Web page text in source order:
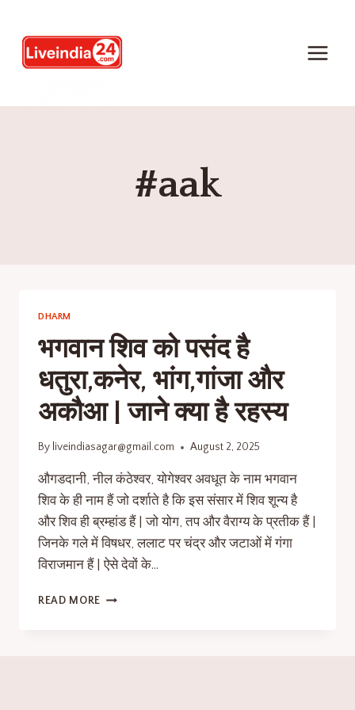
#aak
DHARM
भगवान शिव को पसंद है
धतुरा,कनेर, भांग,गांजा और
अकौआ | जाने क्या है रहस्य
By liveindiasagar@gmail.com August 2, 2025
औगडदानी, नील कंठेश्वर, योगेश्वर अवधूत के नाम भगवान
शिव के ही नाम हैं जो दर्शाते है कि इस संसार में शिव शून्य है
और शिव ही ब्रम्हांड हैं | जो योग, तप और वैराग्य के प्रतीक हैं |
जिनके गले में विषधर, ललाट पर चंद्र और जटाओं में गंगा
विराजमान हैं | ऐसे देवों के…
READ MORE